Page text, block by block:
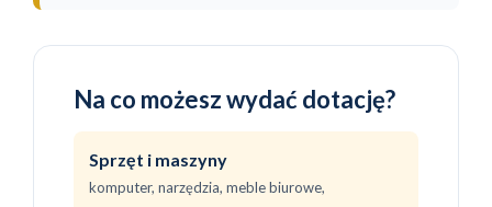
Na co możesz wydać dotację?
Sprzęt i maszyny
komputer, narzędzia, meble biurowe,